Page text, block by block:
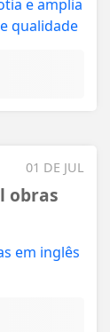
01 DE JUL
obras